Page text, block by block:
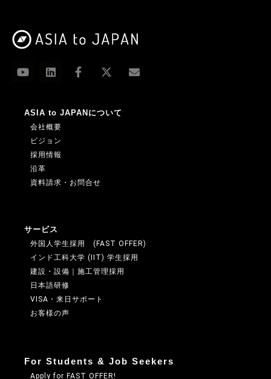
ASIA to JAPANについて
会社概要
ビジョン
採用情報
沿革
資料請求・お問合せ
サービス
外国人学生採用 (FAST OFFER)
インド工科大学 (IIT) 学生採用
建設・設備｜施工管理採用
日本語研修
VISA・来日サポート
お客様の声
For Students & Job Seekers
Apply for FAST OFFER!